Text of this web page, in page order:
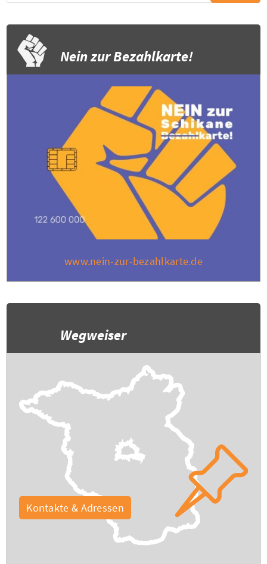
Nein zur Bezahlkarte!
www.nein-zur-bezahlkarte.de
Wegweiser
Kontakte & Adressen